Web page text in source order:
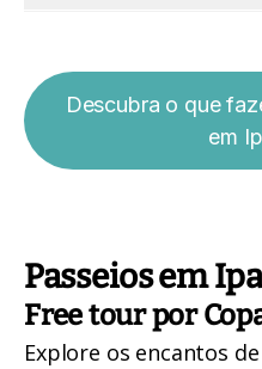
Descubra o que
em
Passeios em
Free tour por
Explore os encantos